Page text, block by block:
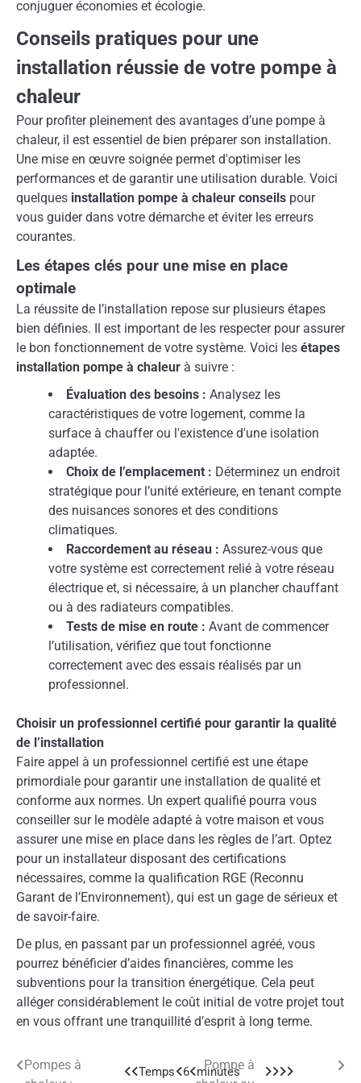
conjuguer économies et écologie.
Conseils pratiques pour une
installation réussie de votre pompe à
chaleur
Pour profiter pleinement des avantages d’une pompe à
chaleur, il est essentiel de bien préparer son installation.
Une mise en œuvre soignée permet d'optimiser les
performances et de garantir une utilisation durable. Voici
quelques installation pompe à chaleur conseils pour
vous guider dans votre démarche et éviter les erreurs
courantes.
Les étapes clés pour une mise en place
optimale
La réussite de l’installation repose sur plusieurs étapes
bien définies. Il est important de les respecter pour assurer
le bon fonctionnement de votre système. Voici les étapes
installation pompe à chaleur à suivre :
Évaluation des besoins : Analysez les
caractéristiques de votre logement, comme la
surface à chauffer ou l'existence d'une isolation
adaptée.
Choix de l’emplacement : Déterminez un endroit
stratégique pour l’unité extérieure, en tenant compte
des nuisances sonores et des conditions
climatiques.
Raccordement au réseau : Assurez-vous que
votre système est correctement relié à votre réseau
électrique et, si nécessaire, à un plancher chauffant
ou à des radiateurs compatibles.
Tests de mise en route : Avant de commencer
l’utilisation, vérifiez que tout fonctionne
correctement avec des essais réalisés par un
professionnel.
Choisir un professionnel certifié pour garantir la qualité
de l’installation
Faire appel à un professionnel certifié est une étape
primordiale pour garantir une installation de qualité et
conforme aux normes. Un expert qualifié pourra vous
conseiller sur le modèle adapté à votre maison et vous
assurer une mise en place dans les règles de l’art. Optez
pour un installateur disposant des certifications
nécessaires, comme la qualification RGE (Reconnu
Garant de l’Environnement), qui est un gage de sérieux et
de savoir-faire.
De plus, en passant par un professionnel agréé, vous
pourrez bénéficier d’aides financières, comme les
subventions pour la transition énergétique. Cela peut
alléger considérablement le coût initial de votre projet tout
en vous offrant une tranquillité d’esprit à long terme.
Navigation
Pompes à
Pompe à